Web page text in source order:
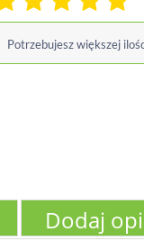
Potrzebujesz większej
Dodaj